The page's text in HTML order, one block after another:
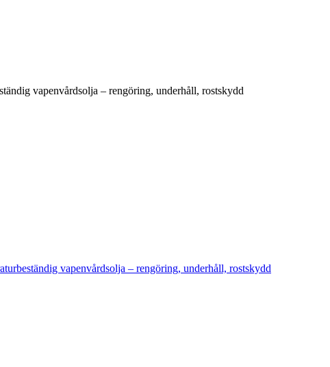
vapenvårdsolja – rengöring, underhåll, rostskydd
vapenvårdsolja – rengöring, underhåll, rostskydd